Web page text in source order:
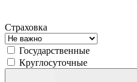
Страховка
Государственные
Круглосуточные